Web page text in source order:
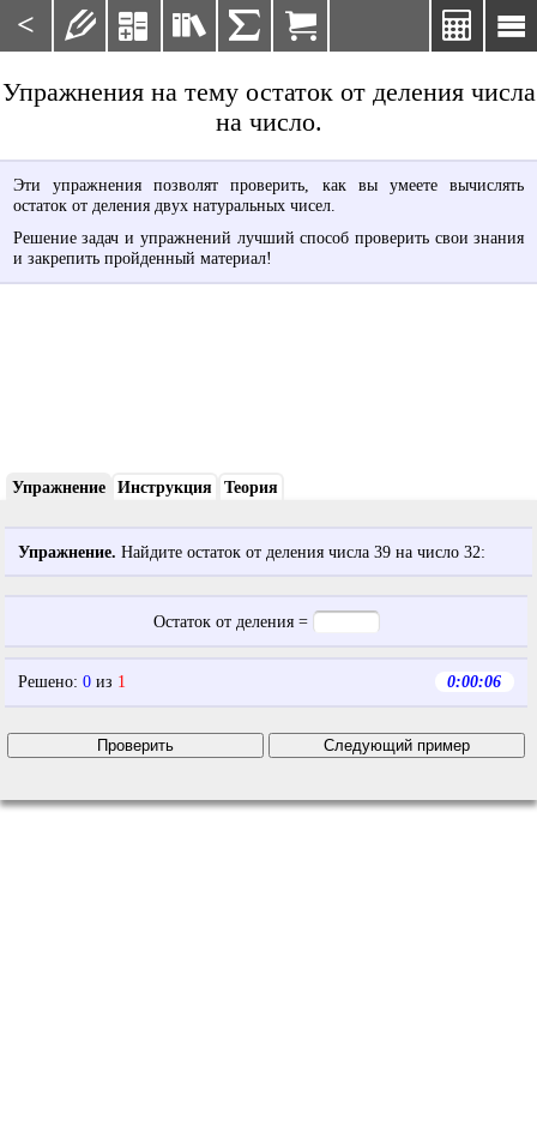
< 

    
Упражнения на тему остаток от деления числа
на число.
Эти упражнения позволят проверить, как вы умеете вычислять
остаток от деления двух натуральных чисел.
Решение задач и упражнений лучший способ проверить свои знания
и закрепить пройденный материал!
Упражнение Инструкция Теория
Упражнение. Найдите остаток от деления числа 39на число 32:
Остаток от деления =
Решено: 0из 1 0:00:06